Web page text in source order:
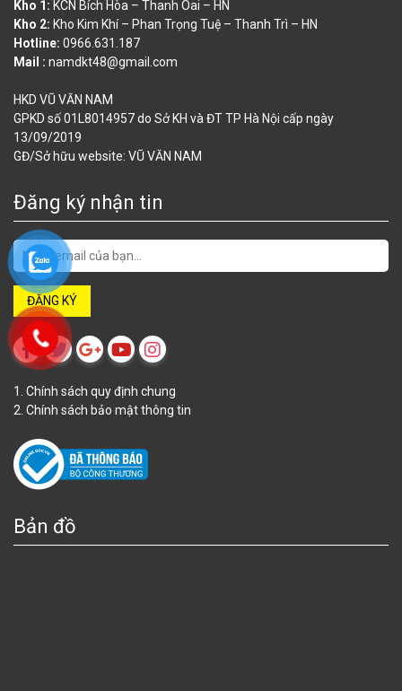
Kho 1: KCN Bích Hòa – Thanh Oai – HN
Kho 2: Kho Kim Khí – Phan Trọng Tuệ – Thanh Trì – HN
Hotline: 0966.631.187
Mail : namdkt48@gmail.com
HKD VŨ VĂN NAM
GPKD số 01L8014957 do Sở KH và ĐT TP Hà Nội cấp ngày
13/09/2019
GĐ/Sở hữu website: VŨ VĂN NAM
Đăng ký nhận tin
1. Chính sách quy định chung
2. Chính sách bảo mật thông tin
Bản đồ